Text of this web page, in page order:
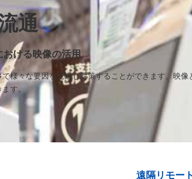
通
おける映像の活用
々な要因を見返し対策することができます。映像
ます。
遠隔リモー